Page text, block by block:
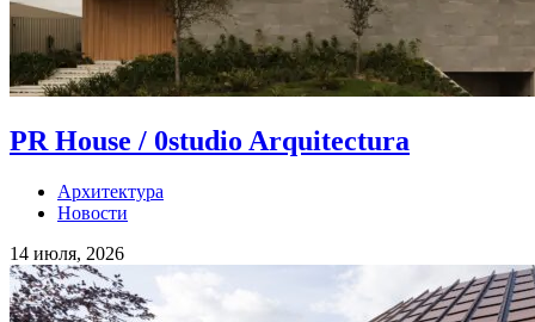
PR House / 0studio Arquitectura
Архитектура
Новости
14 июля, 2026